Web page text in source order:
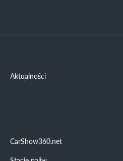
Aktualności
CarShow360.net